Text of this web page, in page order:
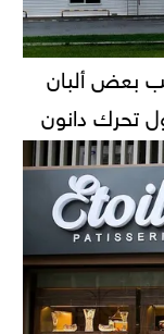
بعض ألبان
تحرك دانون